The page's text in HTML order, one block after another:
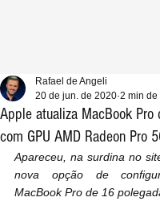
Apple atualiza MacBook Pro
com GPU AMD Radeon Pro
Rafael de Angeli
20 de jun. de 2020 2 min de
Apareceu, na surdina no
nova opção de
MacBook Pro de 16